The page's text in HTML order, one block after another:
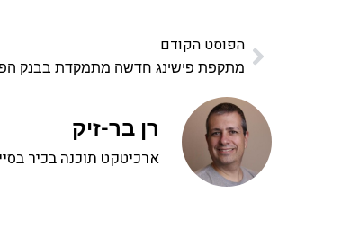
הפוסט הקודם
מתקפת פישינג חדשה מתמקדת בבנק
רן בר-זיק
ארכיטקט תוכנה בכיר